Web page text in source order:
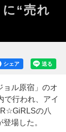
“売れ
送る
シェア
ル原宿」のオ
で行われ、アイ
の八
場した。